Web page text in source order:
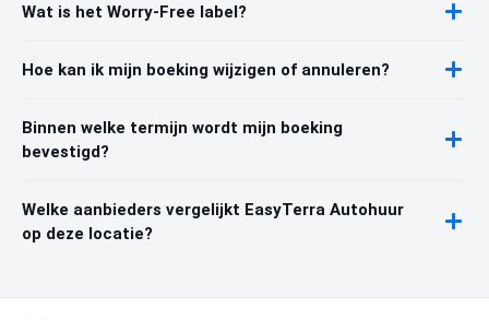
Wat is het Worry-Free label?
Hoe kan ik mijn boeking wijzigen of annuleren?
Binnen welke termijn wordt mijn boeking
bevestigd?
Welke aanbieders vergelijkt EasyTerra Autohuur
op deze locatie?